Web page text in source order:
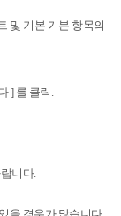
및 기본 기본 항목의
] 를 클릭.
니다.